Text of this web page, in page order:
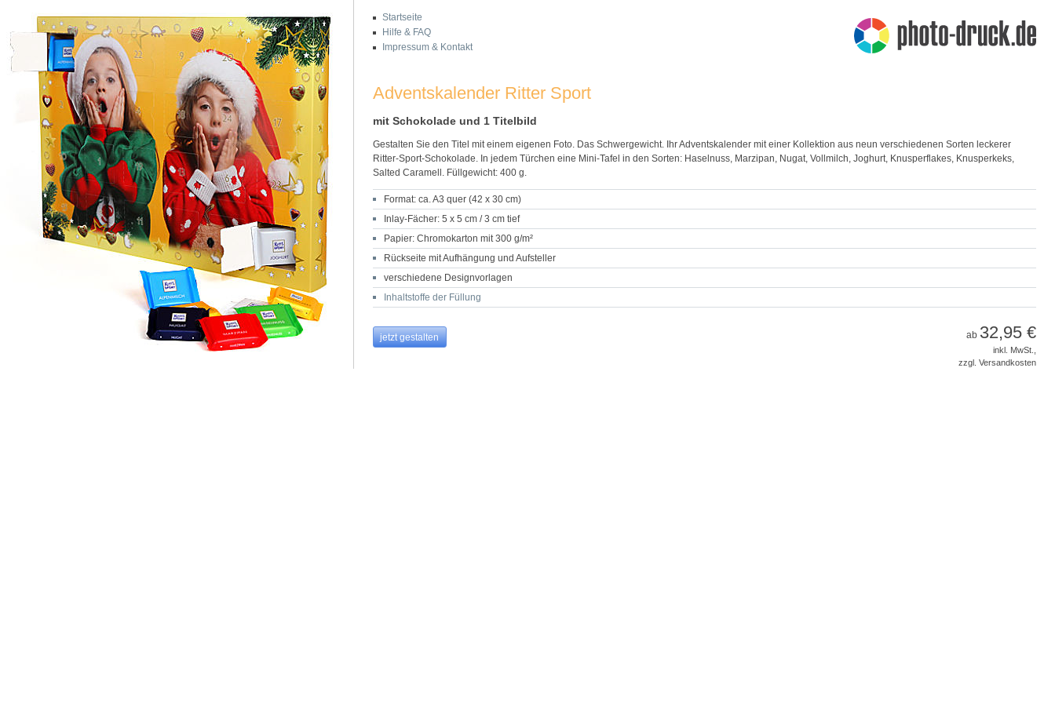
Startseite
Hilfe & FAQ
Impressum & Kontakt
Adventskalender Ritter Sport
mit Schokolade und 1 Titelbild
Gestalten Sie den Titel mit einem eigenen Foto. Das Schwergewicht. Ihr Adventskalender mit einer Kollektion aus neun verschiedenen Sorten leckerer
Ritter-Sport-Schokolade. In jedem Türchen eine Mini-Tafel in den Sorten: Haselnuss, Marzipan, Nugat, Vollmilch, Joghurt, Knusperflakes, Knusperkeks,
Salted Caramell. Füllgewicht: 400 g.
Format: ca. A3 quer (42 x 30 cm)
Inlay-Fächer: 5 x 5 cm / 3 cm tief
Papier: Chromokarton mit 300 g/m²
Rückseite mit Aufhängung und Aufsteller
verschiedene Designvorlagen
Inhaltstoffe der Füllung
jetzt gestalten ab 32,95 €
inkl. MwSt.,
zzgl. Versandkosten